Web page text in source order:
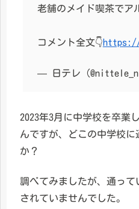
老舗のメイド喫茶でア
コメント全文👇https://
— 日テレ
2023年3月に中学校を卒業
んですが、どこの中学校に
か？
調べてみましたが、通っ
されていませんでした。